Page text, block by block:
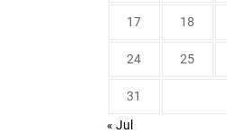
17 18
24 25
31
« Jul